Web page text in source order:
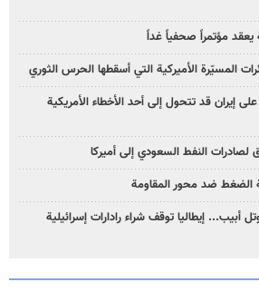
مؤتمراً صحفياً غداً
المسيّرة الأميركية التي أسقطها الحرس الثوري
إيران قد تتحول إلى أحد الأخطاء الأمريكية
النفط السعودي إلى أميركا
الضغط ضد محور المقاومة
أبيب... إيطاليا توقف شراء رادارات إسرائيلية